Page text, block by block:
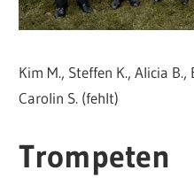
Kim M., Steffen K., Alicia B.,
Carolin S. (fehlt)
Trompeten